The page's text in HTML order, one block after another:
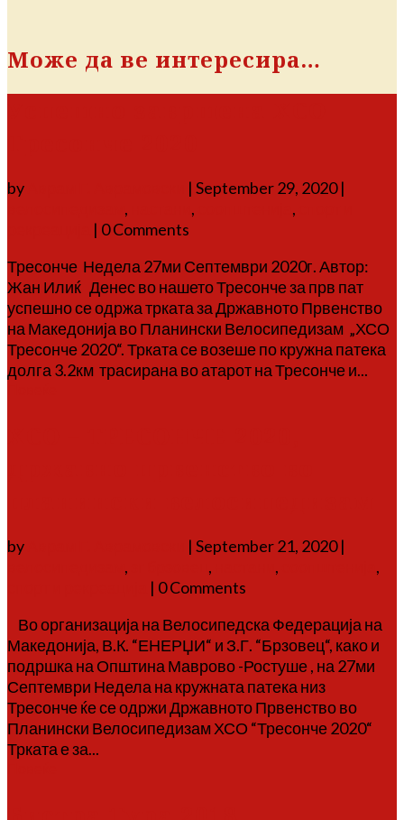
Може да ве интересира…
by | September 29, 2020|
, , ,
| 0 Comments
Тресонче Недела 27ми Септември 2020г. Автор:
Жан Илиќ Денес во нашето Тресонче за прв пат
успешно се одржа трката за Државното Првенство
на Македонија во Планински Велосипедизам „ХСО
Тресонче 2020“. Трката се возеше по кружна патека
долга 3.2км трасирана во атарот на Тресонче и...
by | September 21, 2020|
, , ,
,
| 0 Comments
Во организација на Велосипедска Федерација на
Македонија, В.К. “ЕНЕРЏИ“ и З.Г. “Брзовец“, како и
подршка на Општина Маврово -Ростуше , на 27ми
Септември Недела на кружната патека низ
Тресонче ќе се одржи Државното Првенство во
Планински Велосипедизам ХСО “Тресонче 2020“
Трката е за...